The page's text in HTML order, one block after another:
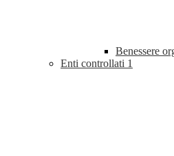
Benessere
Enti controllati 1